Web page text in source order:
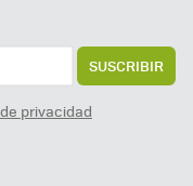
SUSCRIBIR
privacidad